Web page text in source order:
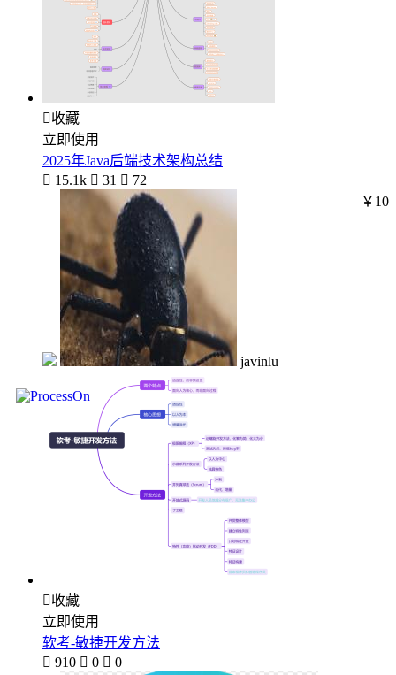
收藏
立即使用
2025年Java后端技术架构总结
 15.1k  31  72
javinlu
￥10
收藏
立即使用
软考-敏捷开发方法
 910  0  0